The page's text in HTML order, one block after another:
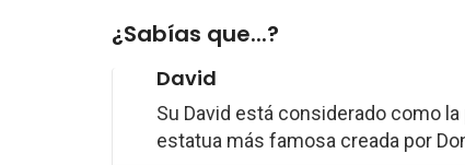
¿Sabías que...?
David
Su David está considerado como
estatua más famosa creada por